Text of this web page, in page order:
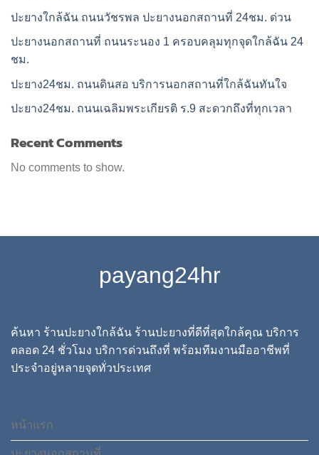
ปะยางใกล้ฉัน ถนนวัชรพล ปะยางนอกสถานที่ 24ชม. ด่วน
ปะยางนอกสถานที่ ถนนระนอง 1 ครอบคลุมทุกจุดใกล้ฉัน 24
ชม.
ปะยาง24ชม. ถนนดินสอ บริการนอกสถานที่ใกล้ฉันทันใจ
ปะยาง24ชม. ถนนเฉลิมพระเกียรติ ร.9 สะดวกถึงที่ทุกเวลา
Recent Comments
No comments to show.
payang24hr
ค้นหา ร้านปะยางใกล้ฉัน ร้านปะยางที่ดีที่สุดใกล้คุณ บริการ
ตลอด 24 ชั่วโมง บริการด่วนถึงที่ พร้อมทีมงานมืออาชีพที่
ประจำอยู่หลายจุดทั่วประเทศ
หน้าแรก